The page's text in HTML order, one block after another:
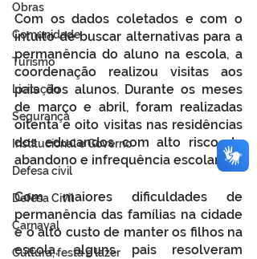
Obras
Comunidade
Turismo
Licitação
Segurança
Institucional e Governo
Defesa cívil
Defesa Civil
Carnaval
Cultura, festa e lazer
Com os dados coletados e com o
intuito de buscar alternativas para a
permanência do aluno na escola, a
coordenação realizou visitas aos
pais dos alunos. Durante os meses
de março e abril, foram realizadas
oitenta e oito visitas nas residências
dos educandos com alto risco de
abandono e infrequência escolar.
Com maiores dificuldades de
permanência das famílias na cidade
e o alto custo de manter os filhos na
escola, alguns pais resolveram